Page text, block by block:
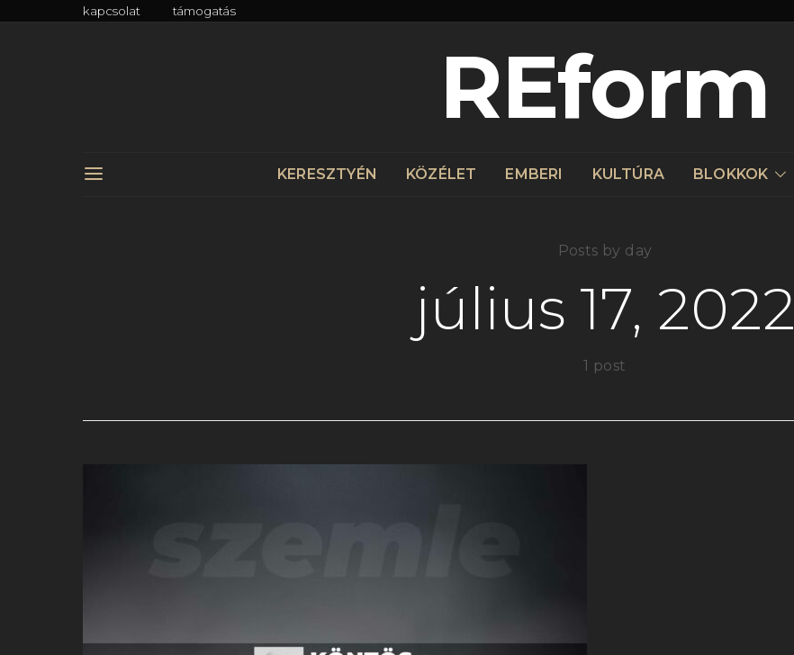
kapcsolat támogatás
REform
KERESZTYÉN KÖZÉLET EMBERI KULTÚRA BLOKKOK
Posts by day
július 17, 2022
1 post